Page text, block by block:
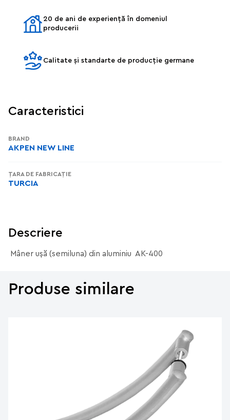
20 de ani de experiență în domeniul
producerii
Calitate și standarte de producție germane
Caracteristici
BRAND
AKPEN NEW LINE
ȚARA DE FABRICAȚIE
TURCIA
Descriere
Mâner ușă (semiluna) din aluminiu AK-400
Produse similare